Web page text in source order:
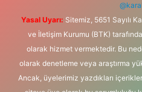
Yasal Uyarı: Sitemiz, 5651 Sayılı
ve İletişim Kurumu (BTK)
olarak hizmet vermektedir. Bu
olarak denetleme veya araştırma
Ancak, üyelerimiz yazdıkları